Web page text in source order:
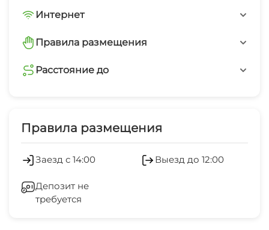
Интернет
Wi-Fi интернет в каждом номере
Правила размещения
минимальный заезд от 5 суток
Расстояние до
аптека
3 мин
Правила размещения
Заезд с 14:00 Выезд до 12:00
Депозит не
требуется